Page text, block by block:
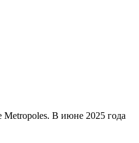
Metropoles. В июне 2025 года